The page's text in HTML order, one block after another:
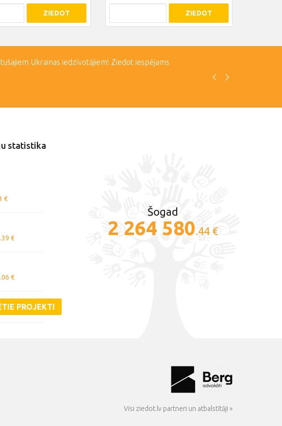
ZIEDOT ZIEDOT
Ukrainas iedzīvotājiem! Ziedot iespējams
statistika
€
.39 €
.06 €
PROJEKTI
Šogad
2 264 580.44 €
Visi ziedot.lv partneri un atbalstītāji »